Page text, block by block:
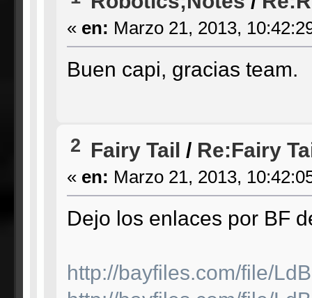
« en: Marzo 21, 2013,
Buen capi, gracias team.
2 Fairy Tail / Re:Fairy
« en: Marzo 21, 2013,
Dejo los enlaces por BF
http://bayfiles.com/file/